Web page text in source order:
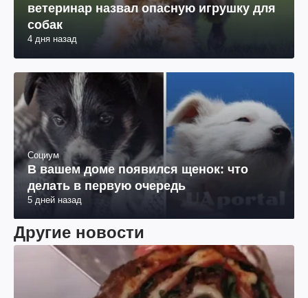
ветеринар назвал опасную игрушку для
собак
4 дня назад
Социум
В вашем доме появился щенок: что
делать в первую очередь
5 дней назад
Другие новости